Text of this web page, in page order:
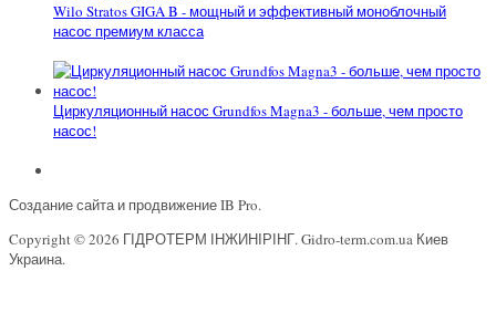
Wilo Stratos GIGA B - мощный и эффективный моноблочный
насос премиум класса
Циркуляционный насос Grundfos Magna3 - больше, чем просто
насос!
Создание сайта и продвижение IB Pro.
Copyright © 2026 ГІДРОТЕРМ ІНЖИНІРІНГ. Gidro-term.com.ua Киев
Украина.